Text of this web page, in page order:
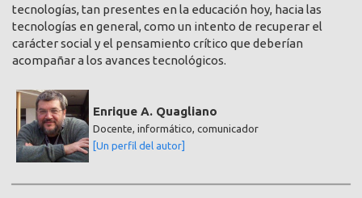
tecnologías, tan presentes en la educación hoy, hacia las
tecnologías en general, como un intento de recuperar el
carácter social y el pensamiento crítico que deberían
acompañar a los avances tecnológicos.
Enrique A. Quagliano
Docente, informático, comunicador
[Un perfil del autor]